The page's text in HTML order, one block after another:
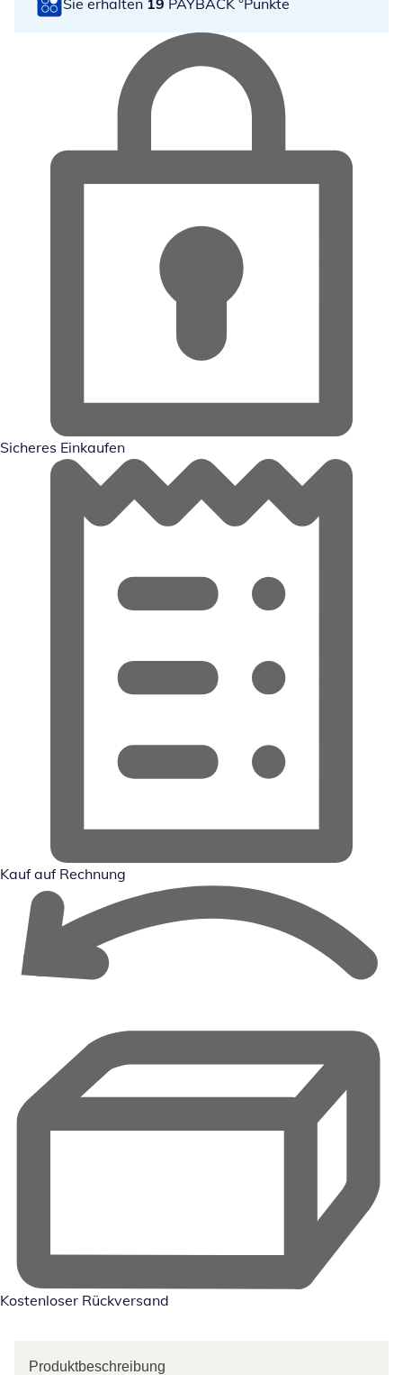
Sie erhalten 19 PAYBACK °Punkte
Sicheres Einkaufen
Kauf auf Rechnung
Kostenloser Rückversand
Produktbeschreibung